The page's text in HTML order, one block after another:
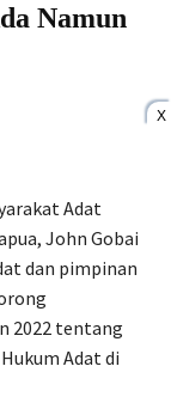
Namun
X
Adat
John Gobai
dan pimpinan
2022 tentang
Adat di